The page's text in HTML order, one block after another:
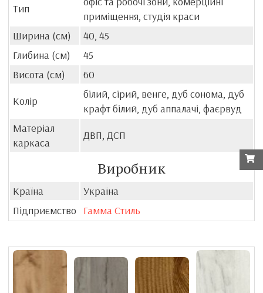
Тип
приміщення, студія краси
Ширина (см)
40, 45
Глибина (см)
45
Висота (см)
60
Колір
білий, сірий, венге, дуб сонома, дуб
крафт білий, дуб аппалачі, фаєрвуд
Матеріал
каркаса
ДВП, ДСП
Виробник
Країна
Україна
Підприємство
Гамма Стиль